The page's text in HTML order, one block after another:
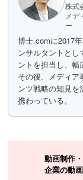
株式
メデ
ー
博士.comに2017
ンサルタントとし
ントを担当し、幅
その後、メディア
ンツ戦略の知見を
携わっている。
動画制作
企業の動